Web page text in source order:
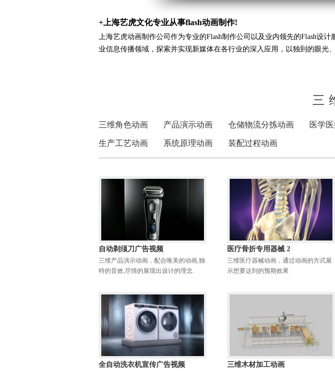
+上海艺虎文化专业从事flash动画制作!
上海艺虎动画制作公司作为专业的Flash制作公司以及业内领先的Flash设
业信息传播领域，探索并实现新媒体在各行业的深入应用，以独到的眼光
三
三维角色动画 产品演示动画 仓储物流分拣动画 医学
生产工艺动画 系统原理动画 装配过程动画
自动剃须刀广告视频
三维产品演示动画，配合唯美的动画,独
特的音效,尽情的展现出设计的理念.
医疗骨折专用器械 2
三维医疗器械动画，通过动画的方式展
示想要达到的预期效果
全自动洗衣机宣传广告视频 三维木材加工动画